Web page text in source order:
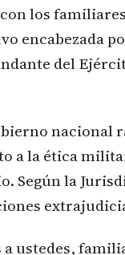
los
encabezada
del
nacional
a la ética
la
ustedes,